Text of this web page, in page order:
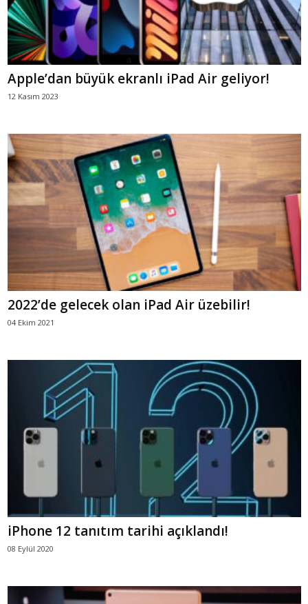
Apple’dan büyük ekranlı iPad Air geliyor!
12 Kasım 2023
2022’de gelecek olan iPad Air üzebilir!
04 Ekim 2021
iPhone 12 tanıtım tarihi açıklandı!
08 Eylül 2020